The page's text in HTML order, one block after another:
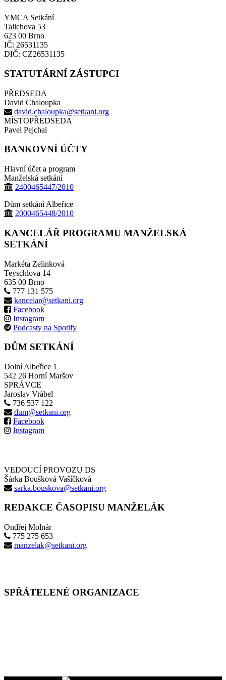
YMCA Setkání
Talichova 53
623 00 Brno
IČ: 26531135
DIČ: CZ26531135
STATUTÁRNÍ ZÁSTUPCI
PŘEDSEDA
David Chaloupka
david.chaloupka@setkani.org
MÍSTOPŘEDSEDA
Pavel Pejchal
BANKOVNÍ ÚČTY
Hlavní účet a program
Manželská setkání
2400465447/2010
Dům setkání Albeřice
2000465448/2010
KANCELÁŘ PROGRAMU MANŽELSKÁ
SETKÁNÍ
Markéta Zelinková
Teyschlova 14
635 00 Brno
777 131 575
kancelar@setkani.org
Facebook
Instagram
Podcasty na Spotify
DŮM SETKÁNÍ
Dolní Albeřice 1
542 26 Horní Maršov
SPRÁVCE
Jaroslav Vrábel
736 537 122
dum@setkani.org
Facebook
Instagram
VEDOUCÍ PROVOZU DS
Šárka Boušková Vašíčková
sarka.bouskova@setkani.org
REDAKCE ČASOPISU MANŽELÁK
Ondřej Molnár
775 275 653
manzelak@setkani.org
SPŘÁTELENÉ ORGANIZACE